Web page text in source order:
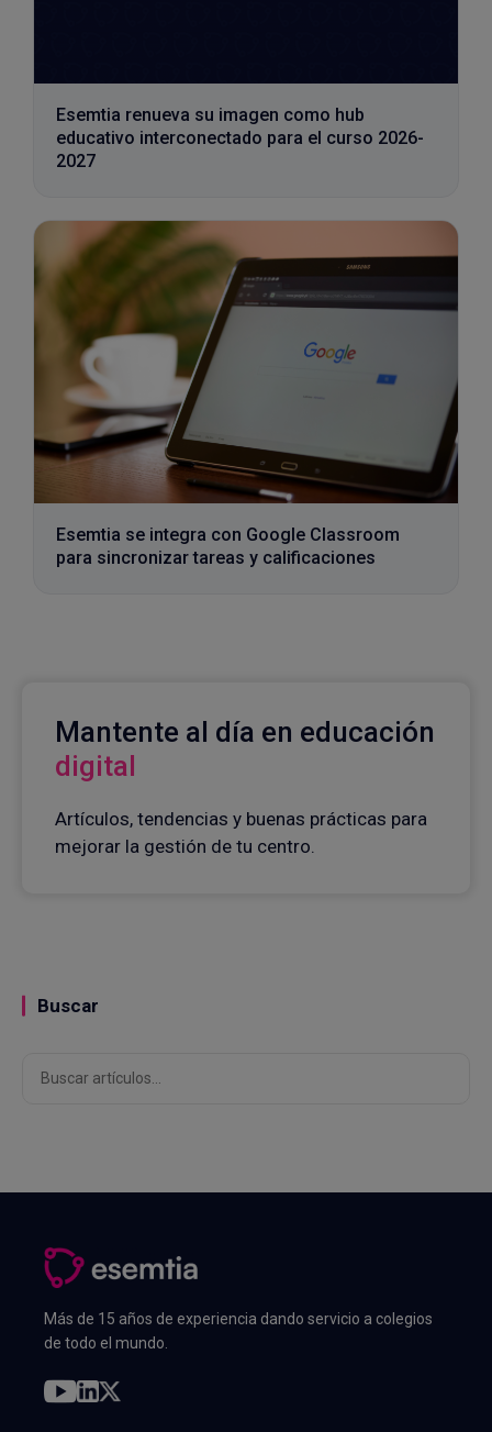
Esemtia renueva su imagen como hub
educativo interconectado para el curso 2026-
2027
Esemtia se integra con Google Classroom
para sincronizar tareas y calificaciones
Mantente al día en educación
digital
Artículos, tendencias y buenas prácticas para
mejorar la gestión de tu centro.
Buscar
Más de 15 años de experiencia dando servicio a colegios
de todo el mundo.